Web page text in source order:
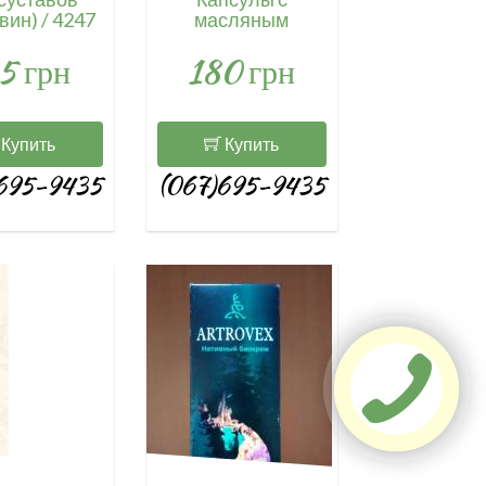
/ 4247
грн
Купить
9435
масляным
(Варитонус) / 4195
180 грн
Купить
(067)695-9435